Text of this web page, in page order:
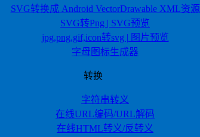
SVG转换成 Android VectorDrawable XML资源
SVG转Png | SVG预览
jpg,png,gif,icon转svg | 图片预览
字母图标生成器
转换
字符串转义
在线URL编码/URL解码
在线HTML转义/反转义